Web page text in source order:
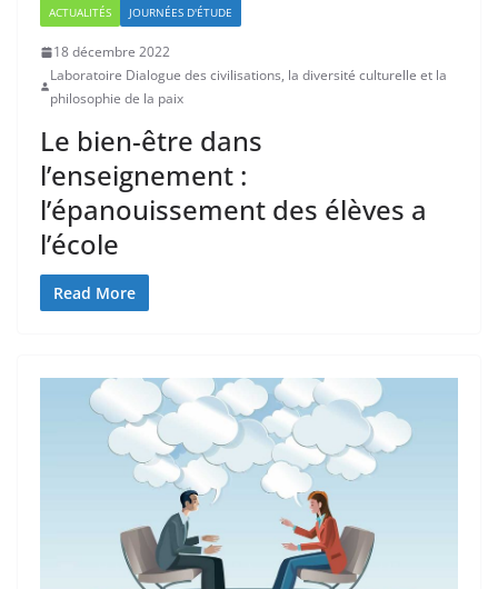
ACTUALITÉS JOURNÉES D'ÉTUDE
18 décembre 2022
Laboratoire Dialogue des civilisations, la diversité culturelle et la
philosophie de la paix
Le bien-être dans
l’enseignement :
l’épanouissement des élèves a
l’école
Read More